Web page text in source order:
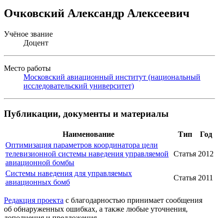
Очковский Александр Алексеевич
Учёное звание
Доцент
Место работы
Московский авиационный институт (национальный
исследовательский университет)
Публикации, документы и материалы
Наименование Тип
Год
Оптимизация параметров координатора цели
телевизионной системы наведения управляемой
авиационной бомбы
Статья 2012
Системы наведения для управляемых
авиационных бомб
Статья 2011
Редакция проекта с благодарностью принимает сообщения
об обнаруженных ошибках, а также любые уточнения,